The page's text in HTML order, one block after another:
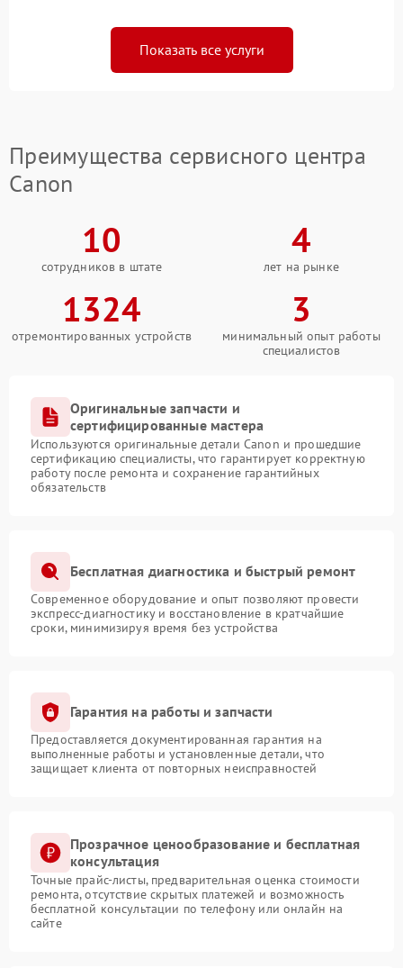
Показать все услуги
Преимущества сервисного центра
Canon
10
сотрудников в штате
4
лет на рынке
1324
отремонтированных устройств
3
минимальный опыт работы
специалистов
Оригинальные запчасти и
сертифицированные мастера
Используются оригинальные детали Canon и прошедшие
сертификацию специалисты, что гарантирует корректную
работу после ремонта и сохранение гарантийных
обязательств
Бесплатная диагностика и быстрый ремонт
Современное оборудование и опыт позволяют провести
экспресс-диагностику и восстановление в кратчайшие
сроки, минимизируя время без устройства
Гарантия на работы и запчасти
Предоставляется документированная гарантия на
выполненные работы и установленные детали, что
защищает клиента от повторных неисправностей
Прозрачное ценообразование и бесплатная
консультация
Точные прайс-листы, предварительная оценка стоимости
ремонта, отсутствие скрытых платежей и возможность
бесплатной консультации по телефону или онлайн на
сайте